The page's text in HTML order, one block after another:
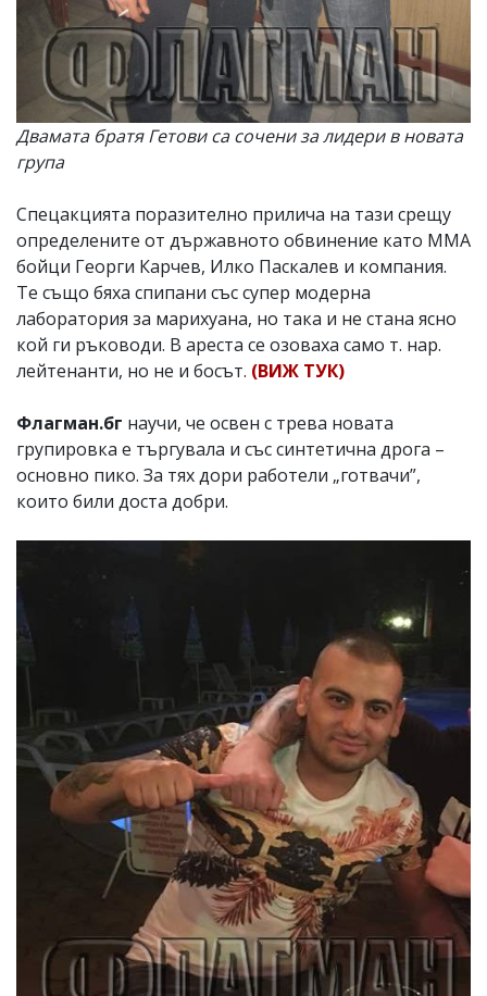
Двамата братя Гетови са сочени за лидери в новата
група
Спецакцията поразително прилича на тази срещу
определените от държавното обвинение като ММА
бойци Георги Карчев, Илко Паскалев и компания.
Те също бяха спипани със супер модерна
лаборатория за марихуана, но така и не стана ясно
кой ги ръководи. В ареста се озоваха само т. нар.
лейтенанти, но не и босът. (ВИЖ ТУК)
Флагман.бг научи, че освен с трева новата
групировка е търгувала и със синтетична дрога –
основно пико. За тях дори работели „готвачи”,
които били доста добри.